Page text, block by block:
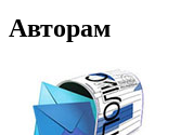
Авторам